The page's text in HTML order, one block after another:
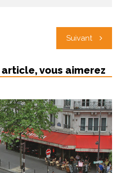
Suivant
vous aimerez